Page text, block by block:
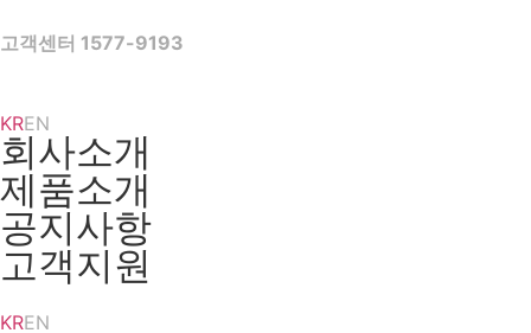
to
고객센터 1577-9193
KREN
회사소개
제품소개
공지사항
고객지원
KREN